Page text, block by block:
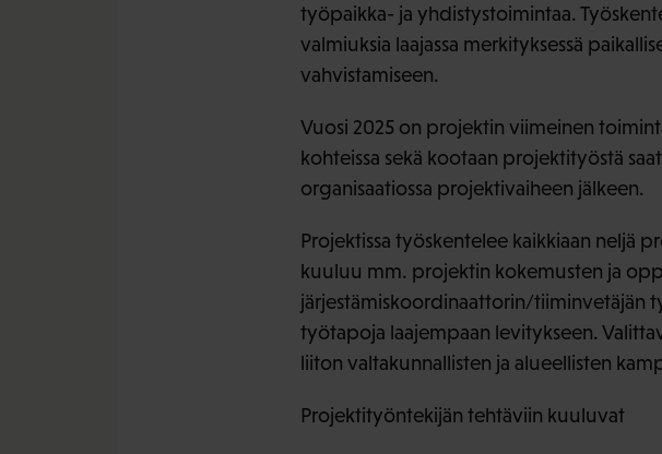
työpaikka- ja yhdistystoimintaa.
valmiuksia laajassa merkityksessä
vahvistamiseen.
Vuosi 2025 on projektin viimeinen
kohteissa sekä kootaan projektityöstä
organisaatiossa projektivaiheen jälkeen.
Projektissa työskentelee kaikkiaan neljä
kuuluu mm. projektin kokemusten ja
järjestämiskoordinaattorin/tiiminvetäjän
työtapoja laajempaan levitykseen.
liiton valtakunnallisten ja alueellisten
Projektityöntekijän tehtäviin kuuluvat